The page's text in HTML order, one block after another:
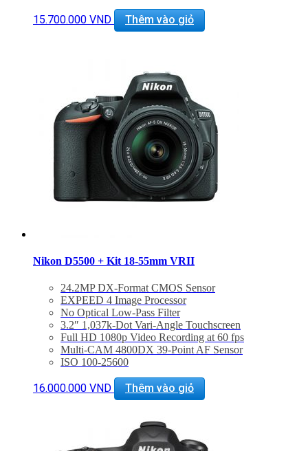
ISO 12800, mở rộng ISO 25600
Tốc độ chụp liên tiếp 7fps
Quà tặng: Thẻ 16Gb + Túi Canon
15.700.000 VND Thêm vào giỏ
Nikon D5500 + Kit 18-55mm VRII
24.2MP DX-Format CMOS Sensor
EXPEED 4 Image Processor
No Optical Low-Pass Filter
3.2″ 1,037k-Dot Vari-Angle Touchscreen
Full HD 1080p Video Recording at 60 fps
Multi-CAM 4800DX 39-Point AF Sensor
ISO 100-25600
5 fps Shooting at Full Resolution
Built-In Wi-Fi Connectivity
DX NIKKOR 18-55mm f/3.5-5.6G VR II Lens
Đã bao gồm thuế VAT 10%
Quà tặng : Túi Nikon + thẻ 16Gb
16.000.000 VND Thêm vào giỏ